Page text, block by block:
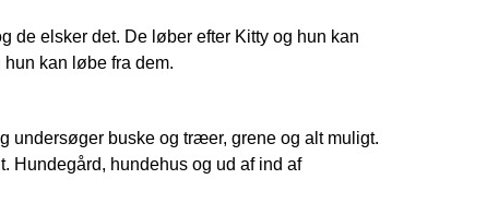
de elsker det. De løber efter Kitty og hun kan
kan løbe fra dem.
undersøger buske og træer, grene og alt muligt.
Hundegård, hundehus og ud af ind af